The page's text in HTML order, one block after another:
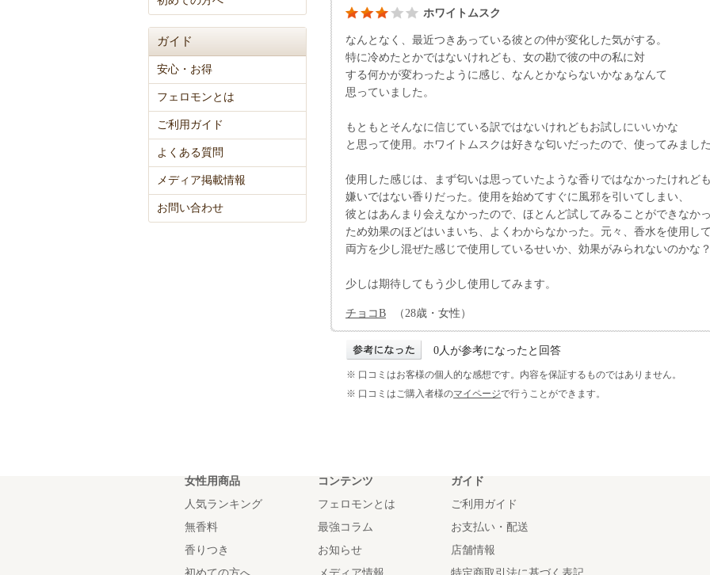
ホワイトムスク
なんとなく、最近つきあっている彼との仲が変化した気がする。
特に冷めたとかではないけれども、女の勘で彼の中の私に対
する何かが変わったように感じ、なんとかならないかなぁなんて
思っていました。
もともとそんなに信じている訳ではないけれどもお試しにいいかな
と思って使用。ホワイトムスクは好きな匂いだったので、使ってみました
使用した感じは、まず匂いは思っていたような香りではなかったけれども
嫌いではない香りだった。使用を始めてすぐに風邪を引いてしまい、
彼とはあんまり会えなかったので、ほとんど試してみることができなか
ため効果のほどはいまいち、よくわからなかった。元々、香水を使用し
両方を少し混ぜた感じで使用しているせいか、効果がみられないのかな？
少しは期待してもう少し使用してみます。
チョコB （28歳・女性）
0人が参考になったと回答
※ 口コミはお客様の個人的な感想です。内容を保証するものではありません。
※ 口コミはご購入者様のマイページで行うことができます。
ガイド
安心・お得
フェロモンとは
ご利用ガイド
よくある質問
メディア掲載情報
お問い合わせ
女性用商品
人気ランキング
無香料
香りつき
コンテンツ
フェロモンとは
最強コラム
お知らせ
ガイド
ご利用ガイド
お支払い・配送
店舗情報